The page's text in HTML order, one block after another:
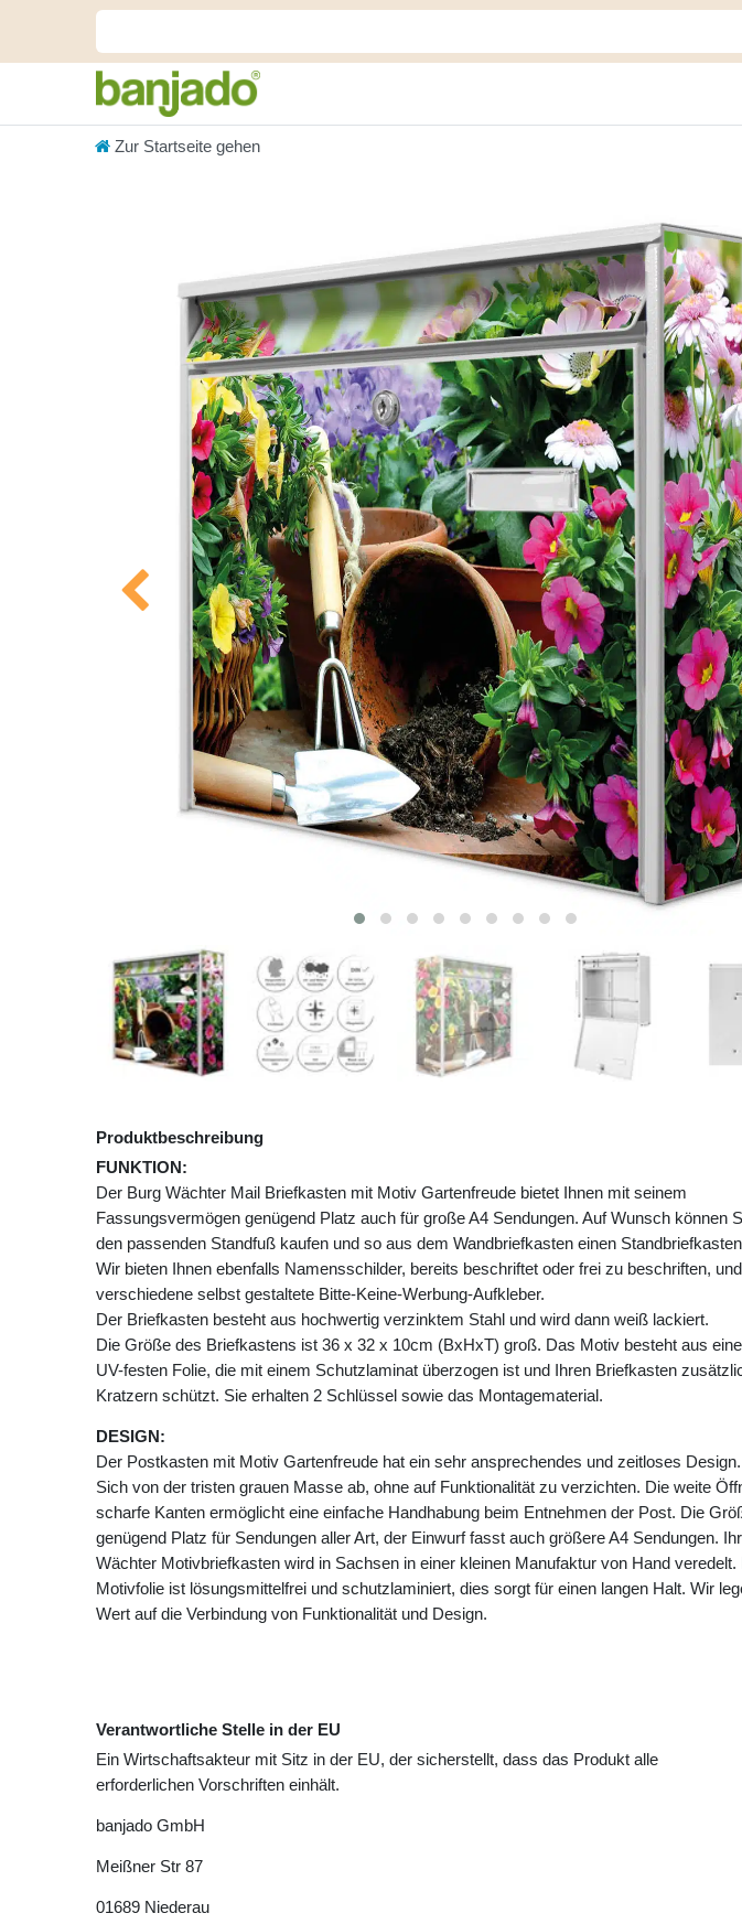
Zur Startseite gehen
Produktbeschreibung
FUNKTION:
Der Burg Wächter Mail Briefkasten mit Motiv Gartenfreude bietet Ihnen mit seinem
Fassungsvermögen genügend Platz auch für große A4 Sendungen. Auf Wunsch können
den passenden Standfuß kaufen und so aus dem Wandbriefkasten einen
Wir bieten Ihnen ebenfalls Namensschilder, bereits beschriftet oder frei zu beschriften, und
verschiedene selbst gestaltete Bitte-Keine-Werbung-Aufkleber.
Der Briefkasten besteht aus hochwertig verzinktem Stahl und wird dann weiß lackiert.
Die Größe des Briefkastens ist 36 x 32 x 10cm (BxHxT) groß. Das Motiv besteht aus
UV-festen Folie, die mit einem Schutzlaminat überzogen ist und Ihren Briefkasten
Kratzern schützt. Sie erhalten 2 Schlüssel sowie das Montagematerial.
DESIGN:
Der Postkasten mit Motiv Gartenfreude hat ein sehr ansprechendes und zeitloses
Sich von der tristen grauen Masse ab, ohne auf Funktionalität zu verzichten. Die weite
scharfe Kanten ermöglicht eine einfache Handhabung beim Entnehmen der Post. Die
genügend Platz für Sendungen aller Art, der Einwurf fasst auch größere A4 Sendungen.
Wächter Motivbriefkasten wird in Sachsen in einer kleinen Manufaktur von Hand veredelt.
Motivfolie ist lösungsmittelfrei und schutzlaminiert, dies sorgt für einen langen Halt. Wir
Wert auf die Verbindung von Funktionalität und Design.
Verantwortliche Stelle in der EU
Ein Wirtschaftsakteur mit Sitz in der EU, der sicherstellt, dass das Produkt alle
erforderlichen Vorschriften einhält.
banjado GmbH
Meißner Str 87
01689 Niederau